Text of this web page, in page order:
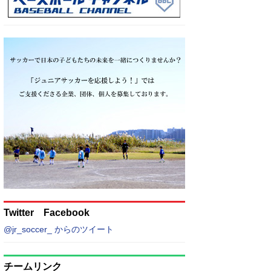
Twitter Facebook
@jr_soccer_ からのツイート
チームリンク